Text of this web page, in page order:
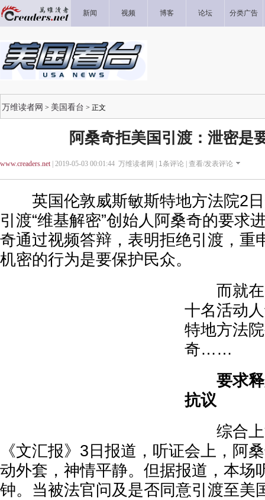
新闻 视频 博客 论坛 分类广告
万维读者网 > 美国看台 > 正文
阿桑奇拒美国引渡：泄密是
www.creaders.net| 2019-05-03 00:01:44 万维读者网 | 1条评论 | 查看/发表评论
英国伦敦威斯敏斯特地方法院2日
引渡“维基解密”创始人阿桑奇的要求
奇通过视频答辩，表明拒绝引渡，重
机密的行为是要保护民众。
而就在
十名活动
特地方法
奇……
要求释
抗议
综合上
《文汇报》3日报道，听证会上，阿
动外套，神情平静。但据报道，本场
钟。当被法官问及是否同意引渡至美